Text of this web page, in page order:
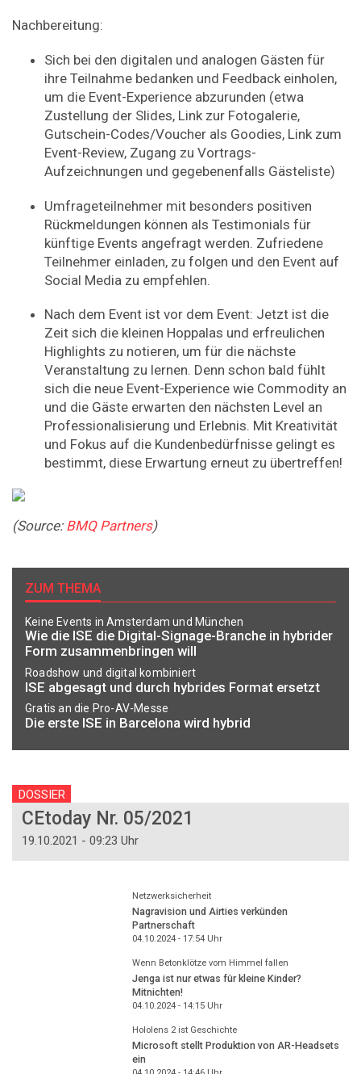
Nachbereitung:
Sich bei den digitalen und analogen Gästen für
ihre Teilnahme bedanken und Feedback einholen,
um die Event-Experience abzurunden (etwa
Zustellung der Slides, Link zur Fotogalerie,
Gutschein-Codes/Voucher als Goodies, Link zum
Event-Review, Zugang zu Vortrags-
Aufzeichnungen und gegebenenfalls Gästeliste)
Umfrageteilnehmer mit besonders positiven
Rückmeldungen können als Testimonials für
künftige Events angefragt werden. Zufriedene
Teilnehmer einladen, zu folgen und den Event auf
Social Media zu empfehlen.
Nach dem Event ist vor dem Event: Jetzt ist die
Zeit sich die kleinen Hoppalas und erfreulichen
Highlights zu notieren, um für die nächste
Veranstaltung zu lernen. Denn schon bald fühlt
sich die neue Event-Experience wie Commodity an
und die Gäste erwarten den nächsten Level an
Professionalisierung und Erlebnis. Mit Kreativität
und Fokus auf die Kundenbedürfnisse gelingt es
bestimmt, diese Erwartung erneut zu übertreffen!
(Source: BMQ Partners)
ZUM THEMA
Keine Events in Amsterdam und München
Wie die ISE die Digital-Signage-Branche in hybrider
Form zusammenbringen will
Roadshow und digital kombiniert
ISE abgesagt und durch hybrides Format ersetzt
Gratis an die Pro-AV-Messe
Die erste ISE in Barcelona wird hybrid
DOSSIER
CEtoday Nr. 05/2021
19.10.2021 - 09:23 Uhr
Netzwerksicherheit
Nagravision und Airties verkünden
Partnerschaft
04.10.2024 - 17:54Uhr
Wenn Betonklötze vom Himmel fallen
Jenga ist nur etwas für kleine Kinder?
Mitnichten!
04.10.2024 - 14:15Uhr
Hololens 2 ist Geschichte
Microsoft stellt Produktion von AR-Headsets
ein